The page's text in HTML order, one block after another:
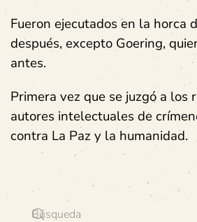
Fueron ejecutados en la horca
después, excepto Goering,
antes.
Primera vez que se juzgó a los
autores intelectuales de
contra La Paz y la humanidad.